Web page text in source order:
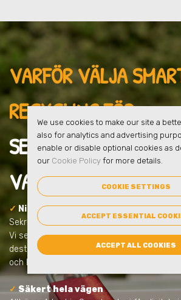
VARFÖR VÄLJA
RECYCLING FÖR
VALLENTUNA?
✓ Ni får en säker lösning från start
Sekretesshantering handlar om mer än att
Vi ser till att allt sker tryggt, låst och
destruktion. Allt anpassas efter ert behov
och krav.
✓ Säkert hela vägen
We use cookies to make our site a
also for analytics and advertising
enable or disable optional cookies as
our Cookie Policyfor more details.
COOKIE SETTINGS
ACCEPT ESSENTIAL
ACCEPT ALL COOKIES